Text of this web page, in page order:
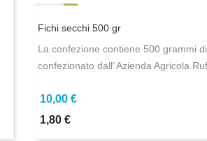
Fichi secchi 500 gr
La confezione contiene 500 grammi
confezionato dall’ Azienda Agricola
10,00 €
1,80 €